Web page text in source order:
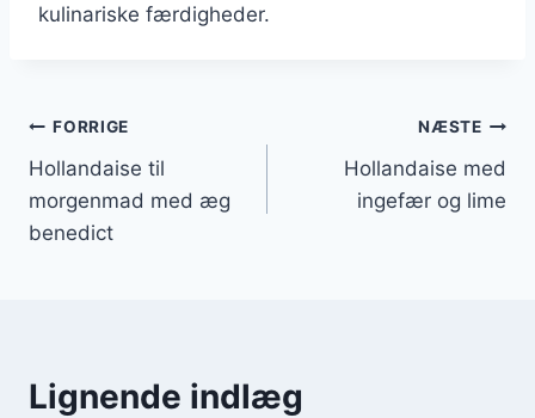
kulinariske færdigheder.
Indlægsnavigation
FORRIGE
Hollandaise til
morgenmad med æg
benedict
NÆSTE
Hollandaise med
ingefær og lime
Lignende indlæg